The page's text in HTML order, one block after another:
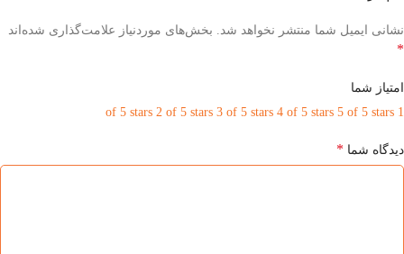
نشانی ایمیل شما منتشر نخواهد شد. بخش‌های موردنیاز علامت‌گذاری شده‌اند
*
امتیاز شما
1 of 5 stars
2 of 5 stars 3 of 5 stars 4 of 5 stars 5 of 5 stars
دیدگاه شما *